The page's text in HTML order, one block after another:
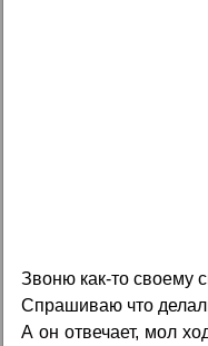
Звоню как-то своему
Спрашиваю что
А он отвечает, мол